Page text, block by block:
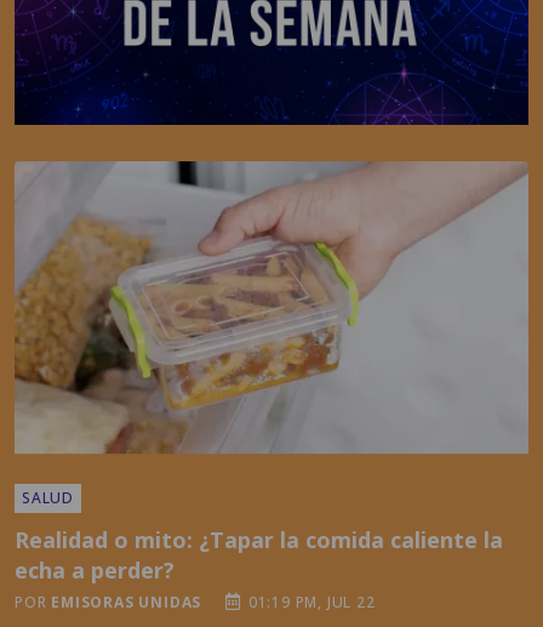
SALUD
Realidad o mito: ¿Tapar la comida caliente la
echa a perder?
POR EMISORAS UNIDAS 01:19 PM, JUL 22